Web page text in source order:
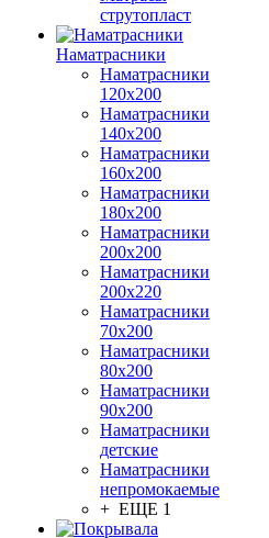
струтопласт
Наматрасники
Наматрасники
120х200
Наматрасники
140х200
Наматрасники
160х200
Наматрасники
180х200
Наматрасники
200х200
Наматрасники
200х220
Наматрасники
70х200
Наматрасники
80х200
Наматрасники
90х200
Наматрасники
детские
Наматрасники
непромокаемые
+ ЕЩЕ 1